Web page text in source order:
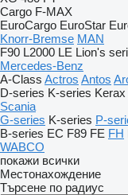
Cargo F-MAX
EuroCargo EuroStar
Knorr-Bremse MAN
F90 L2000 LE Lion's
Mercedes-Benz
A-Class Actros Antos
D-series K-series Kerax
Scania
G-series K-series P-
B-series EC F89 FE FH
WABCO
покажи всички
Местонахождение
Търсене по радиус